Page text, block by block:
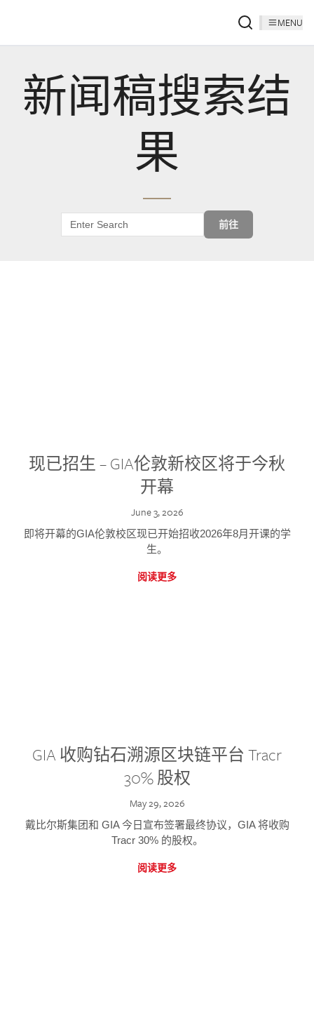
MENU
新闻稿搜索结
果
前往
现已招生 – GIA伦敦新校区将于今秋
开幕
June 3, 2026
即将开幕的GIA伦敦校区现已开始招收2026年8月开课的学
生。
阅读更多
GIA 收购钻石溯源区块链平台 Tracr
30% 股权
May 29, 2026
戴比尔斯集团和 GIA 今日宣布签署最终协议，GIA 将收购
Tracr 30% 的股权。
阅读更多